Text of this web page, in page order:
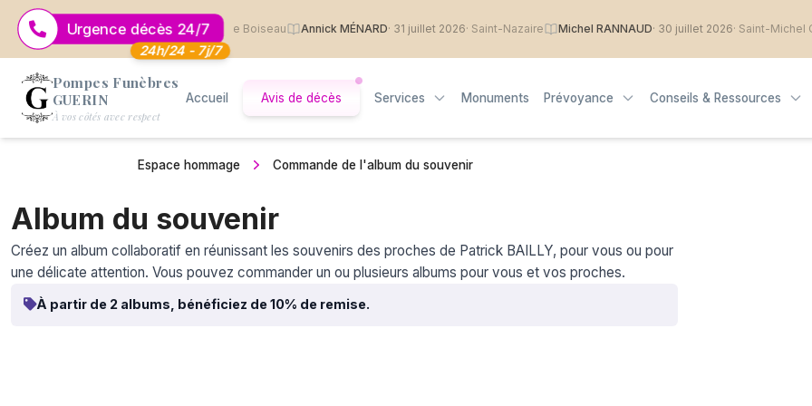
Urgence décès 24/7
24h/24 - 7j/7
MARTIN· 2 août 2026· Saint Jean de Boiseau Annick MÉNARD· 31 juillet 2026· Saint-Nazaire Michel RANNAUD· 30 juillet 2026· Saint-Michel
Logo Pompes Funèbres GUERIN
Pompes Funèbres
GUERIN
À vos côtés avec respect
Accueil Avis de décès Services Monuments Prévoyance Conseils & Ressources
Espace hommage Commande de l'album du souvenir
Album du souvenir
Créez un album collaboratif en réunissant les souvenirs des proches de Patrick BAILLY, pour vous ou pour
une délicate attention. Vous pouvez commander un ou plusieurs albums pour vous et vos proches.
À partir de 2 albums, bénéficiez de 10% de remise.